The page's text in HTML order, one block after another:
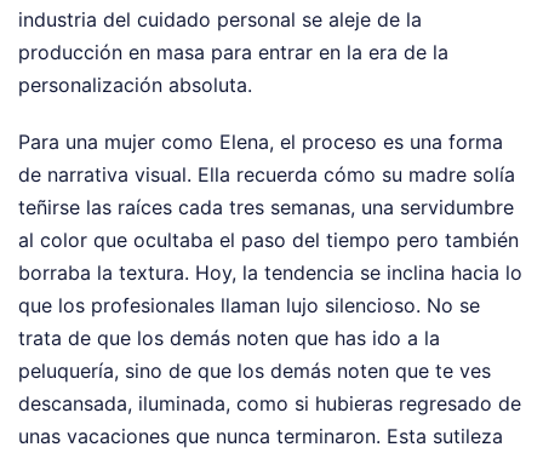
industria del cuidado personal se aleje de la
producción en masa para entrar en la era de la
personalización absoluta.
Para una mujer como Elena, el proceso es una forma
de narrativa visual. Ella recuerda cómo su madre solía
teñirse las raíces cada tres semanas, una servidumbre
al color que ocultaba el paso del tiempo pero también
borraba la textura. Hoy, la tendencia se inclina hacia lo
que los profesionales llaman lujo silencioso. No se
trata de que los demás noten que has ido a la
peluquería, sino de que los demás noten que te ves
descansada, iluminada, como si hubieras regresado de
unas vacaciones que nunca terminaron. Esta sutileza